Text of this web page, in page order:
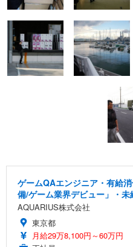
ゲームQAエンジニア・有給
備/ゲーム業界デビュー」・
AQUARIUS株式会社
東京都
月給29万8,100円～60万円